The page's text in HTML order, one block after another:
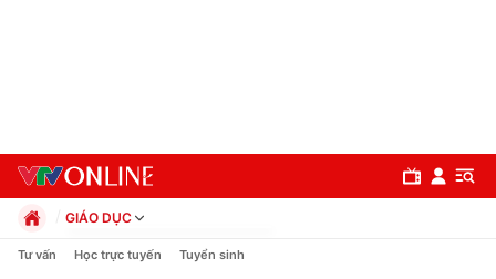
GIÁO DỤC
Chính trị
Tư vấn Học trực tuyến Tuyển sinh